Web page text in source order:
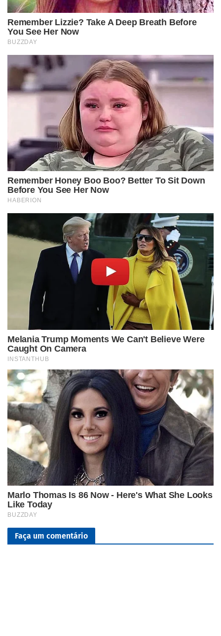
Faça um comentário